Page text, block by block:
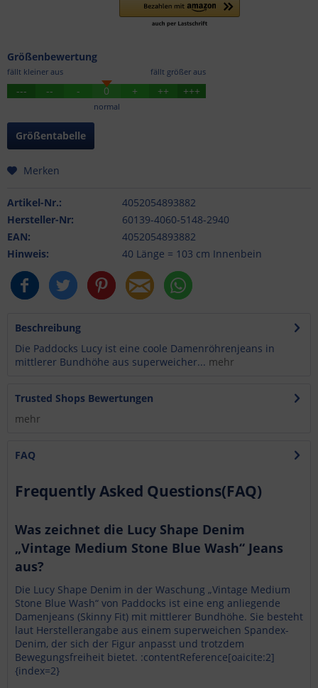
Größenbewertung
fällt größer aus
fällt kleiner aus
--- -- - 0 + ++ +++
normal
Größentabelle
Merken
Artikel-Nr.:
4052054893882
Hersteller-Nr:
60139-4060-5148-2940
EAN:
4052054893882
Hinweis:
40 Länge = 103 cm Innenbein
Beschreibung
Die Paddocks Lucy ist eine coole Damenröhrenjeans in
mittlerer Bundhöhe aus superweicher... mehr
Trusted Shops Bewertungen
mehr
FAQ
Frequently Asked Questions(FAQ)
Was zeichnet die Lucy Shape Denim
„Vintage Medium Stone Blue Wash“ Jeans
aus?
Die Lucy Shape Denim in der Waschung „Vintage Medium
Stone Blue Wash“ von Paddocks ist eine eng anliegende
Damenjeans (Skinny Fit) mit mittlerer Bundhöhe. Sie besteht
laut Herstellerangabe aus einem superweichen Spandex-
Denim, der sich der Figur anpasst und trotzdem
Bewegungsfreiheit bietet. :contentReference[oaicite:2]
{index=2}